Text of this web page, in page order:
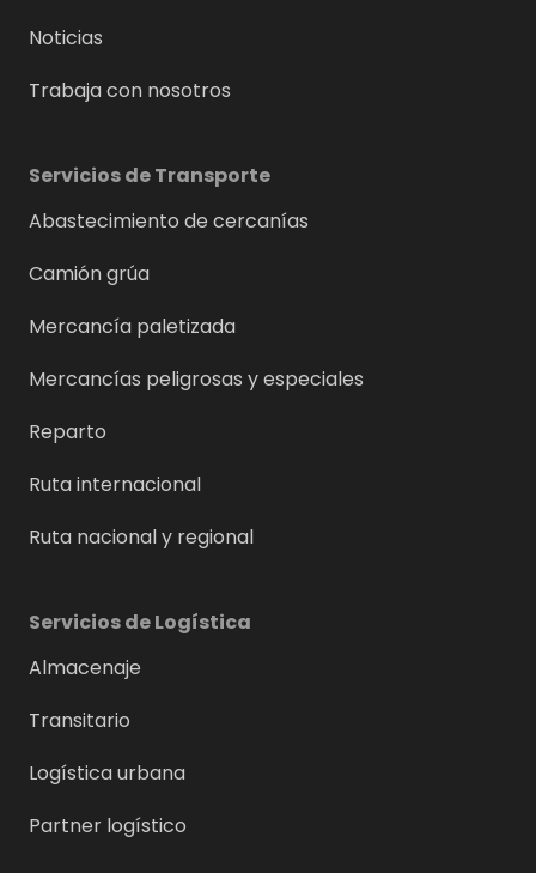
Noticias
Trabaja con nosotros
Servicios de Transporte
Abastecimiento de cercanías
Camión grúa
Mercancía paletizada
Mercancías peligrosas y especiales
Reparto
Ruta internacional
Ruta nacional y regional
Servicios de Logística
Almacenaje
Transitario
Logística urbana
Partner logístico